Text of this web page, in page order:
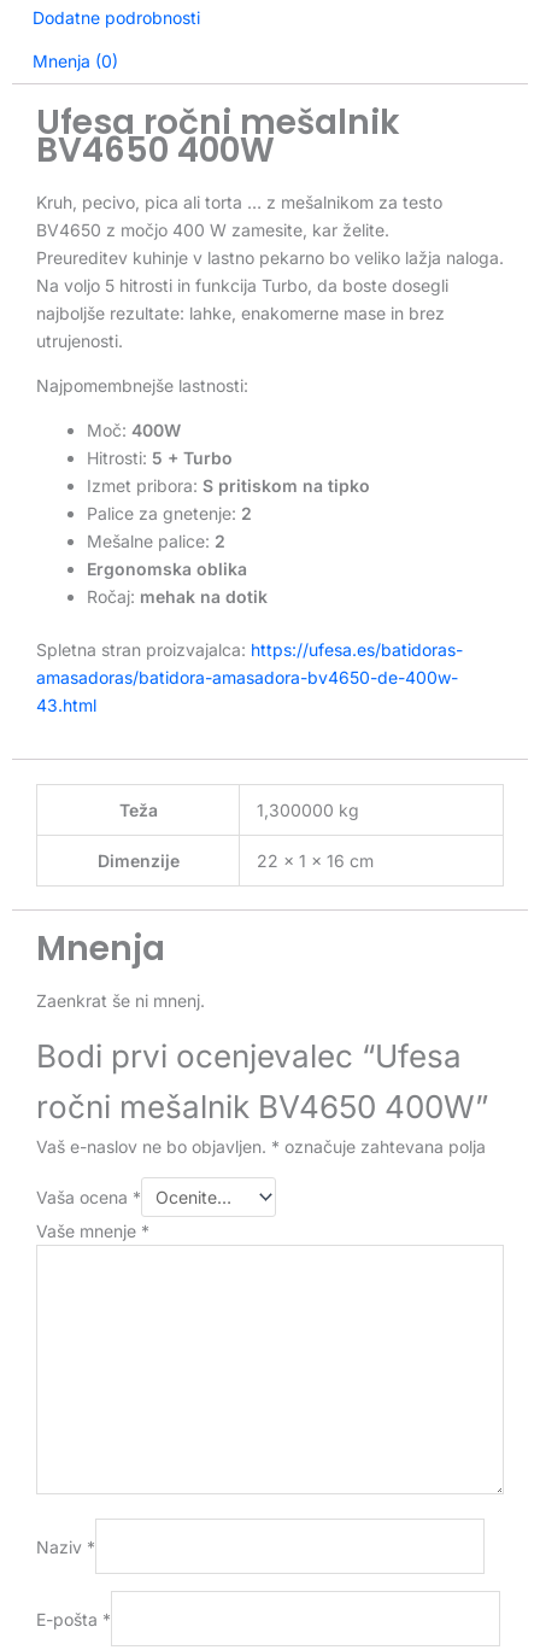
Dodatne podrobnosti
Mnenja (0)
Ufesa ročni mešalnik
BV4650 400W
Kruh, pecivo, pica ali torta … z mešalnikom za testo
BV4650 z močjo 400 W zamesite, kar želite.
Preureditev kuhinje v lastno pekarno bo veliko lažja naloga.
Na voljo 5 hitrosti in funkcija Turbo, da boste dosegli
najboljše rezultate: lahke, enakomerne mase in brez
utrujenosti.
Najpomembnejše lastnosti:
Moč: 400W
Hitrosti: 5 + Turbo
Izmet pribora: S pritiskom na tipko
Palice za gnetenje: 2
Mešalne palice: 2
Ergonomska oblika
Ročaj: mehak na dotik
Spletna stran proizvajalca: https://ufesa.es/batidoras-
amasadoras/batidora-amasadora-bv4650-de-400w-
43.html
Teža 1,300000 kg
Dimenzije 22 × 1 × 16 cm
Mnenja
Zaenkrat še ni mnenj.
Bodi prvi ocenjevalec “Ufesa
ročni mešalnik BV4650 400W”
Vaš e-naslov ne bo objavljen. * označuje zahtevana polja
Vaša ocena *
Vaše mnenje *
Naziv *
E-pošta *